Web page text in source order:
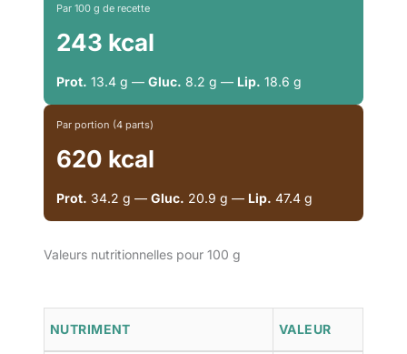
Par 100 g de recette
243 kcal
Prot. 13.4 g — Gluc. 8.2 g — Lip. 18.6 g
Par portion (4 parts)
620 kcal
Prot. 34.2 g — Gluc. 20.9 g — Lip. 47.4 g
Valeurs nutritionnelles pour 100 g
NUTRIMENT VALEUR